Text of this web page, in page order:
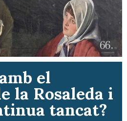
el
la Rosaleda i
tancat?